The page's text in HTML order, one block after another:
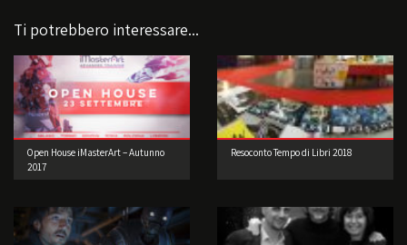
Ti potrebbero interessare...
Open House iMasterArt – Autunno
2017
Resoconto Tempo di Libri 2018